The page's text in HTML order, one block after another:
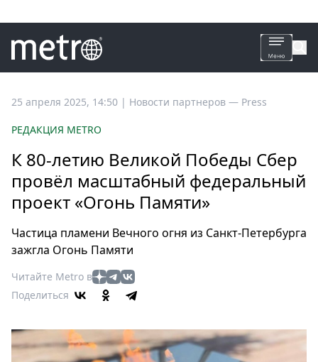
Все
Россия
Мир
Здоровье
Туризм
Мода
Театр
Кино
Книги
25 апреля 2025, 14:50 | Новости партнеров — Press
РЕДАКЦИЯ METRO
К 80-летию Великой Победы Сбер
провёл масштабный федеральный
проект «Огонь Памяти»
Частица пламени Вечного огня из Санкт-Петербурга
зажгла Огонь Памяти
Читайте Metro в
Поделиться